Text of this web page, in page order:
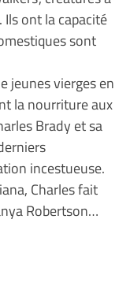
ont la capacité
sont
jeunes vierges en
la nourriture aux
Brady et sa
incestueuse.
Charles fait
Robertson…